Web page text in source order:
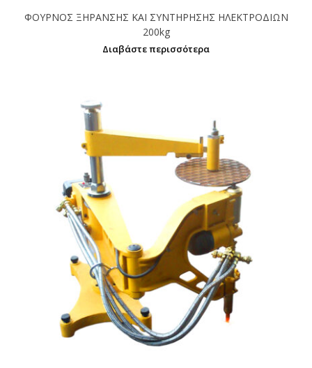
ΦΟΥΡΝΟΣ ΞΗΡΑΝΣΗΣ ΚΑΙ ΣΥΝΤΗΡΗΣΗΣ ΗΛΕΚΤΡΟΔΙΩΝ
200kg
Διαβάστε περισσότερα